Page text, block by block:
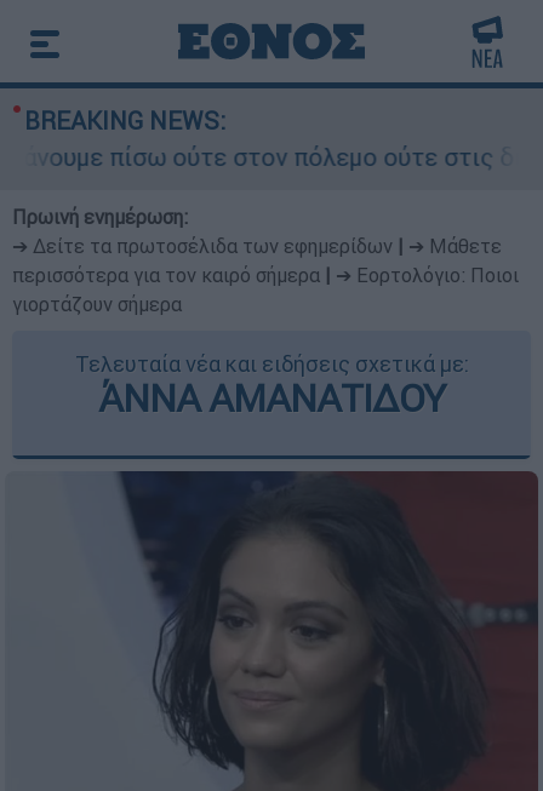
BREAKING NEWS:
πίσω ούτε στον πόλεμο ούτε στις
Πρωινή ενημέρωση:
➔ Δείτε τα πρωτοσέλιδα των εφημερίδων
➔ Μάθετε
περισσότερα για τον καιρό σήμερα
➔ Εορτολόγιο: Ποιοι
γιορτάζουν σήμερα
Τελευταία νέα και ειδήσεις σχετικά με:
ΆΝΝΑ ΑΜΑΝΑΤΙΔΟΥ